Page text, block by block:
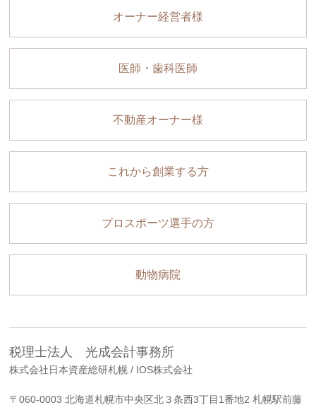
オーナー経営者様
医師・歯科医師
不動産オーナー様
これから創業する方
プロスポーツ選手の方
動物病院
税理士法人 光成会計事務所
株式会社日本資産総研札幌 / IOS株式会社
〒060-0003 北海道札幌市中央区北３条西3丁目1番地2 札幌駅前藤